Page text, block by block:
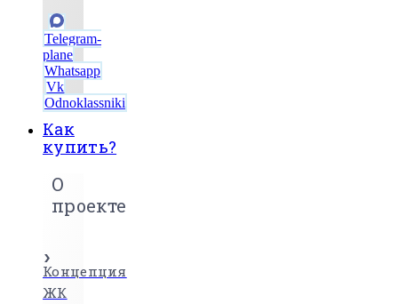
Telegram-
plane
Whatsapp
Vk
Odnoklassniki
Как
купить?
О
проекте
Концепция
ЖК